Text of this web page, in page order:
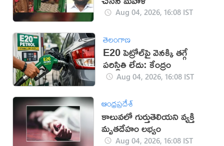
Aug 04, 2026, 16:08 IST
తెలంగాణ
E20 పెట్రోల్‌పై వెనక్కి తగ్గే
పరిస్థితి లేదు: కేంద్రం
Aug 04, 2026, 16:08 IST
ఆంధ్రప్రదేశ్
కాలువలో గుర్తుతెలియని వ్యక్తి
మృతదేహం లభ్యం
Aug 04, 2026, 16:08 IST